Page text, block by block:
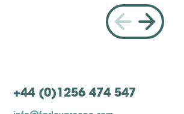
+44 (0)1256 474 547